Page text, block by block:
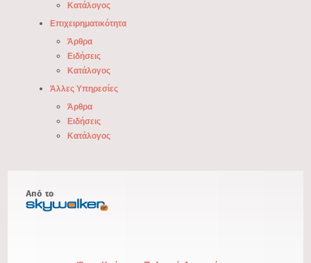
Κατάλογος
Επιχειρηματικότητα
Άρθρα
Ειδήσεις
Κατάλογος
Άλλες Υπηρεσίες
Άρθρα
Ειδήσεις
Κατάλογος